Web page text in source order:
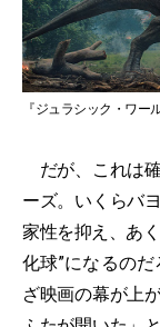
『ジュラシック・ワ
だが、これは
ーズ。いくらバ
家性を抑え、あ
化球”になるの
ざ映画の幕が上